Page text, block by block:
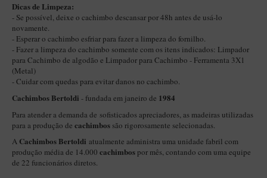
Giovanni
Jateado
Luiggi
Montana
Mouton
New Rose Polido
Petrus
Piccolo
​Dicas de Limpeza:
- Se possível, deixe o cachimbo descansar por 48h antes de usá-lo
novamente.
- Esperar o cachimbo esfriar para fazer a limpeza do fornilho.
- Fazer a limpeza do cachimbo somente com os itens indicados: Limpador
para Cachimbo de algodão e Limpador para Cachimbo - Ferramenta 3X1
(Metal)
- Cuidar com quedas para evitar danos no cachimbo.
Cachimbos Bertoldi - fundada em janeiro de 1984
Para atender a demanda de sofisticados apreciadores, as madeiras utilizadas
para a produção de cachimbos são rigorosamente selecionadas.
A Cachimbos Bertoldi atualmente administra uma unidade fabril com
produção média de 14.000 cachimbos por mês, contando com uma equipe
de 22 funcionários diretos.